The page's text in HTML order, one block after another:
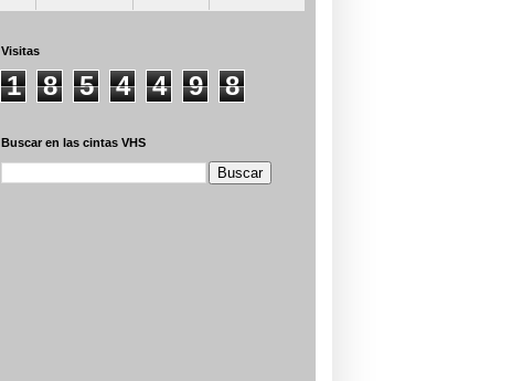
Visitas
1 8 5 4 4 9 8
Buscar en las cintas VHS